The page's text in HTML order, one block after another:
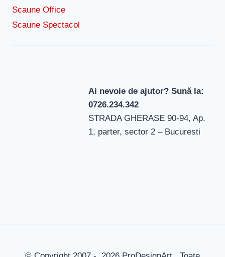
Scaune Office
Scaune Spectacol
Ai nevoie de ajutor? Sună la:
0726.234.342
STRADA GHERASE 90-94, Ap.
1, parter, sector 2 – Bucuresti